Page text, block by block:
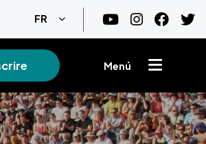
FR Lister les actions
Menú